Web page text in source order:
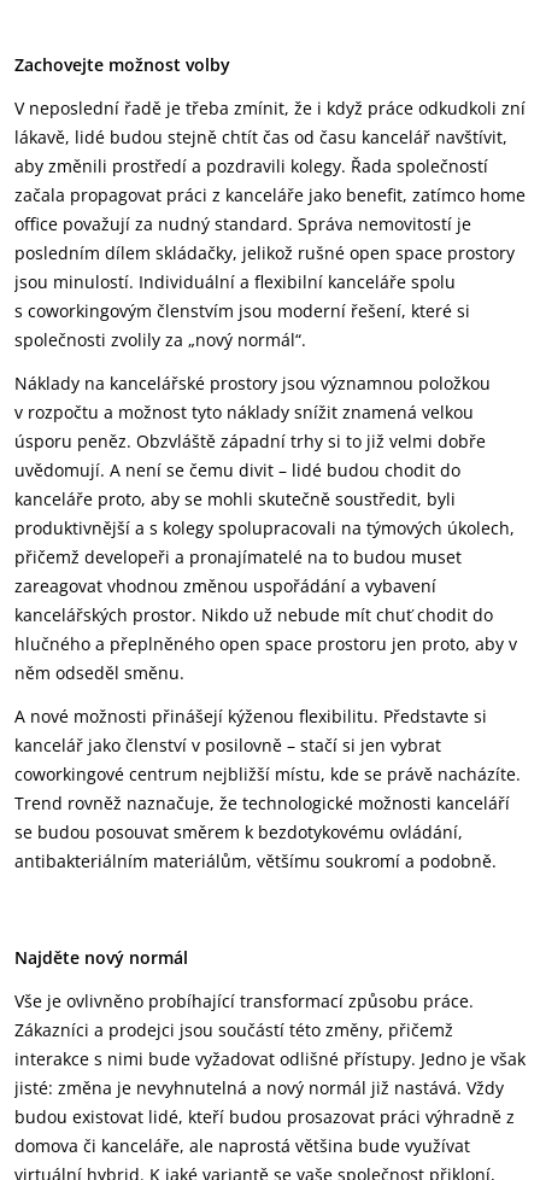
Zachovejte možnost volby
V neposlední řadě je třeba zmínit, že i když práce odkudkoli zní
lákavě, lidé budou stejně chtít čas od času kancelář navštívit,
aby změnili prostředí a pozdravili kolegy. Řada společností
začala propagovat práci z kanceláře jako benefit, zatímco home
office považují za nudný standard. Správa nemovitostí je
posledním dílem skládačky, jelikož rušné open space prostory
jsou minulostí. Individuální a flexibilní kanceláře spolu
s coworkingovým členstvím jsou moderní řešení, které si
společnosti zvolily za „nový normál“.
Náklady na kancelářské prostory jsou významnou položkou
v rozpočtu a možnost tyto náklady snížit znamená velkou
úsporu peněz. Obzvláště západní trhy si to již velmi dobře
uvědomují. A není se čemu divit – lidé budou chodit do
kanceláře proto, aby se mohli skutečně soustředit, byli
produktivnější a s kolegy spolupracovali na týmových úkolech,
přičemž developeři a pronajímatelé na to budou muset
zareagovat vhodnou změnou uspořádání a vybavení
kancelářských prostor. Nikdo už nebude mít chuť chodit do
hlučného a přeplněného open space prostoru jen proto, aby v
něm odseděl směnu.
A nové možnosti přinášejí kýženou flexibilitu. Představte si
kancelář jako členství v posilovně – stačí si jen vybrat
coworkingové centrum nejbližší místu, kde se právě nacházíte.
Trend rovněž naznačuje, že technologické možnosti kanceláří
se budou posouvat směrem k bezdotykovému ovládání,
antibakteriálním materiálům, většímu soukromí a podobně.
Najděte nový normál
Vše je ovlivněno probíhající transformací způsobu práce.
Zákazníci a prodejci jsou součástí této změny, přičemž
interakce s nimi bude vyžadovat odlišné přístupy. Jedno je však
jisté: změna je nevyhnutelná a nový normál již nastává. Vždy
budou existovat lidé, kteří budou prosazovat práci výhradně z
domova či kanceláře, ale naprostá většina bude využívat
virtuální hybrid. K jaké variantě se vaše společnost přikloní,